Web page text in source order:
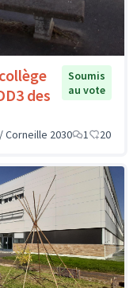
des
Soumis
au vote
Corneille 2030 1 20